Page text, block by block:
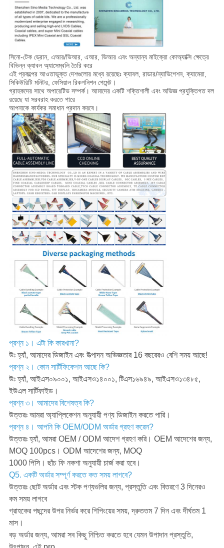
সিনো-টেক ড্রোন, এআর/ভিআর, এআর, ভিআর এবং অন্যান্য মাইক্রো কোঅ্যাক্সি ক্ষেত্রে
বিভিন্ন ক্যাবল অ্যাসেম্বলি তৈরি করে
এই প্রকল্পের আওতাভুক্ত দেশগুলোর মধ্যে রয়েছেঃ ক্যাবল, রাডার/ন্যাভিগেশন, ক্যামেরা,
সিকিউরিটি মনিটর, ফেসিয়াল রিকগনিশন পেমেন্ট।
গ্রাহকদের সাথে অপারেটিভ সম্পর্ক। আমাদের একটি শক্তিশালী এবং অভিজ্ঞ প্রযুক্তিগত দল
রয়েছে যা সরবরাহ করতে পারে
আপনাকে কার্যকর সমাধান প্রদান করবে।
প্রশ্ন ১। এটা কি কারখানা?
উঃ হ্যাঁ, আমাদের ডিজাইন এবং উত্পাদন অভিজ্ঞতার 16 বছরেরও বেশি সময় আছে!
প্রশ্ন ২। কোন সার্টিফিকেশন আছে কি?
উঃ হ্যাঁ, আইএস০৯০০১, আইএসও১৪০০১, টিএস১৬৯৪৯, আইএসও১৩৪৮৫,
ইউএল সার্টিফাইড।
প্রশ্ন ৩। আমাদের বিশেষত্ব কি?
উত্তরঃ আমরা অ্যাপ্লিকেশন অনুযায়ী পণ্য ডিজাইন করতে পারি।
প্রশ্ন ৪। আপনি কি OEM/ODM অর্ডার গ্রহণ করেন?
উত্তরঃ হ্যাঁ, আমরা OEM / ODM আদেশ গ্রহণ করি। OEM আদেশের জন্য,
MOQ 100pcs। ODM আদেশের জন্য, MOQ
1000 পিসি। ছাঁচ ফি নকশা অনুযায়ী চার্জ করা হবে।
Q5. একটি অর্ডার সম্পূর্ণ করতে কত সময় লাগবে?
উত্তরঃ ছোট অর্ডার এবং স্টক পণ্যগুলির জন্য, প্রস্তুতি এবং বিতরণে 3 দিনেরও
কম সময় লাগবে
গ্রাহকের পছন্দের উপর নির্ভর করে শিপিংয়ের সময়, দ্রুততম 7 দিন এবং দীর্ঘতম 1
মাস।
বড় অর্ডার জন্য, আমরা সব কিছু নিশ্চিত করতে হবে যেমন উপাদান প্রস্তুতি,